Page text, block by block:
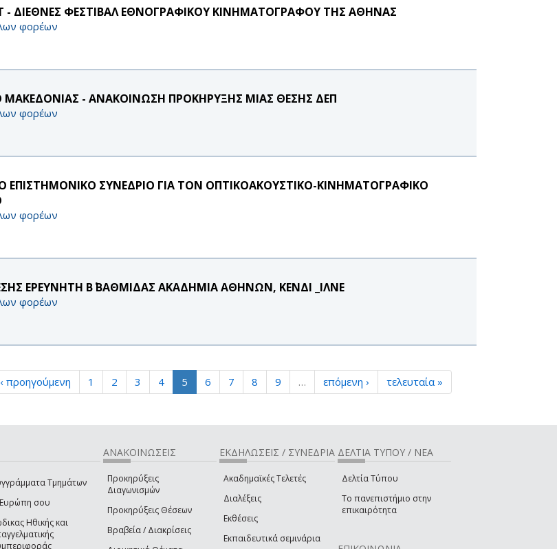
- ΔΙΕΘΝΕΣ ΦΕΣΤΙΒΑΛ ΕΘΝΟΓΡΑΦΙΚΟΥ ΚΙΝΗΜΑΤΟΓΡΑΦΟΥ ΤΗΣ ΑΘΗΝΑΣ
φορέων
ΜΑΚΕΔΟΝΙΑΣ - ΑΝΑΚΟΙΝΩΣΗ ΠΡΟΚΗΡΥΞΗΣ ΜΙΑΣ ΘΕΣΗΣ ΔΕΠ
φορέων
ΕΠΙΣΤΗΜΟΝΙΚΟ ΣΥΝΕΔΡΙΟ ΓΙΑ ΤΟΝ ΟΠΤΙΚΟΑΚΟΥΣΤΙΚΟ-ΚΙΝΗΜΑΤΟΓΡΑΦΙΚΟ
φορέων
ΕΡΕΥΝΗΤΗ Β΄ ΒΑΘΜΙΔΑΣ ΑΚΑΔΗΜΙΑ ΑΘΗΝΩΝ, ΚΕΝΔΙ _ΙΛΝΕ
φορέων
‹ προηγούμενη 1 2 3 4 5 6 7 8 9 … επόμενη › τελευταία »
Τμημάτων
σου
Ηθικής και
ΑΝΑΚΟΙΝΩΣΕΙΣ
Προκηρύξεις
Διαγωνισμών
Προκηρύξεις Θέσεων
Βραβεία / Διακρίσεις
ΕΚΔΗΛΩΣΕΙΣ / ΣΥΝΕΔΡΙΑ
Ακαδημαϊκές Τελετές
Διαλέξεις
Εκθέσεις
Εκπαιδευτικά σεμινάρια
ΔΕΛΤΙΑ ΤΥΠΟΥ / ΝΕΑ
Δελτία Τύπου
Το πανεπιστήμιο στην
επικαιρότητα